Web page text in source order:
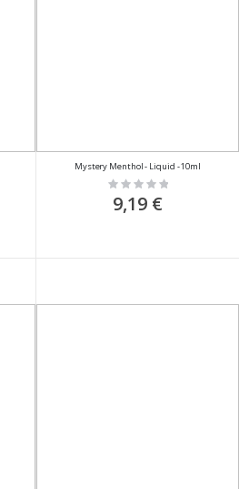
Mystery Menthol - Liquid - 10ml
Rating:
0%
9,19 €